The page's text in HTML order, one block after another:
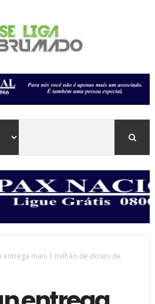
entrega mais 1 milhão de doses de